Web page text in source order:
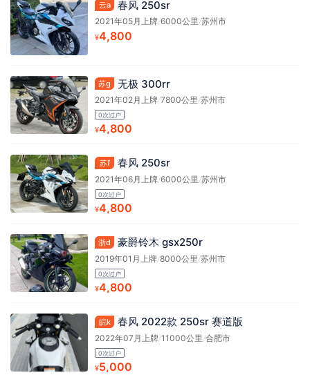
云a 春风 250sr
2021年05月上牌/6000公里/苏州市
¥4,800
苏g 无极 300rr
2021年02月上牌/7800公里/苏州市
0次过户
¥4,800
苏f 春风 250sr
2021年06月上牌/6000公里/苏州市
0次过户
¥4,800
浙d 豪爵铃木 gsx250r
2019年01月上牌/8000公里/苏州市
0次过户
¥4,800
皖k 春风 2022款 250sr 赛道版
2022年07月上牌/11000公里/合肥市
0次过户
¥5,000